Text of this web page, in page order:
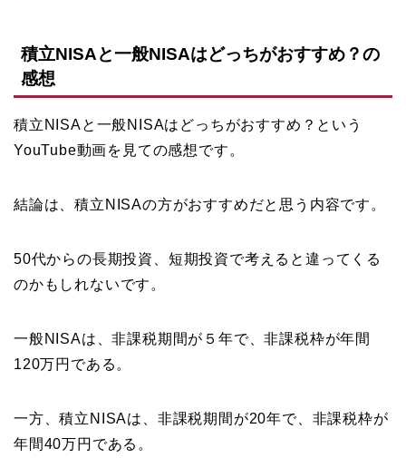
積立NISAと一般NISAはどっちがおすすめ？の
感想
積立NISAと一般NISAはどっちがおすすめ？という
YouTube動画を見ての感想です。
結論は、積立NISAの方がおすすめだと思う内容です。
50代からの長期投資、短期投資で考えると違ってくる
のかもしれないです。
一般NISAは、非課税期間が５年で、非課税枠が年間
120万円である。
一方、積立NISAは、非課税期間が20年で、非課税枠が
年間40万円である。